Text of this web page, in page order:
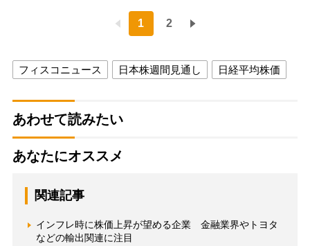
1 2
フィスコニュース 日本株週間見通し 日経平均株価
あわせて読みたい
あなたにオススメ
関連記事
インフレ時に株価上昇が望める企業 金融業界やトヨタ
などの輸出関連に注目